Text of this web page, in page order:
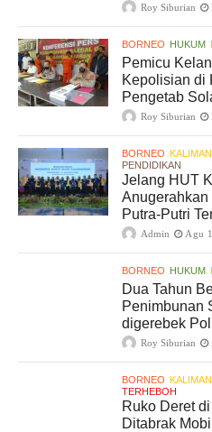
Roy Siburian
BORNEO HUKUM
Pemicu
Kepolisian di
Pengetab
Roy Siburian
BORNEO
PENDIDIKAN
Jelang HUT
Putra-Putri
Admin Agu
BORNEO HUKUM
Dua Tahun
Penimbunan
digerebek
Roy Siburian
BORNEO
TERHEBOH
Ruko Deret
Ditabrak